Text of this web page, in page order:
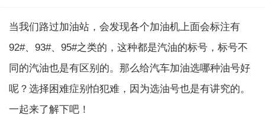
当我们路过加油站，会发现各个加油机上面会标注有
92#、93#、95#之类的，这种都是汽油的标号，标号不
同的汽油也是有区别的。那么给汽车加油选哪种油号好
呢？选择困难症别怕犯难，因为选油号也是有讲究的。
一起来了解下吧！